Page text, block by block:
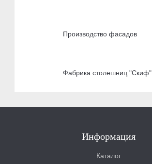
Производство фасадов
Фабрика столешниц "Скиф"
Информация
Каталог